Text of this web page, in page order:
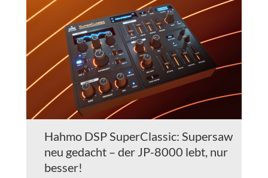
Hahmo DSP SuperClassic: Supersaw
neu gedacht – der JP-8000 lebt, nur
besser!